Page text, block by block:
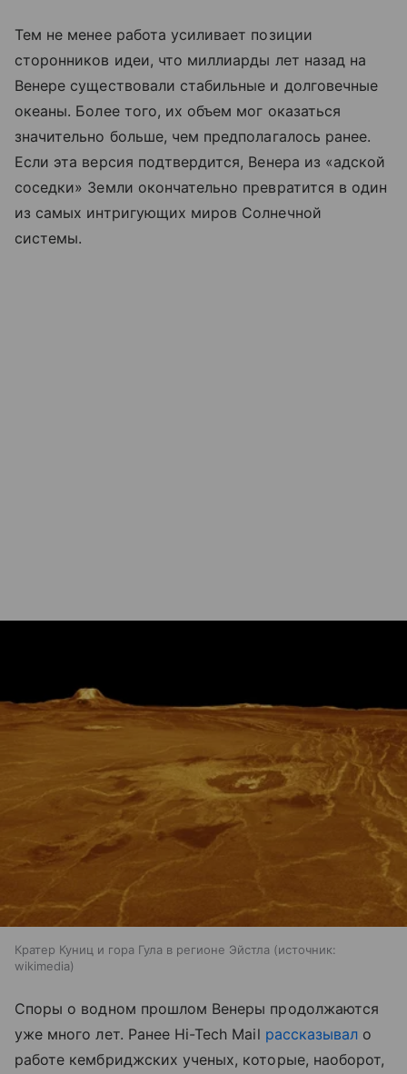
Тем не менее работа усиливает позиции
сторонников идеи, что миллиарды лет назад на
Венере существовали стабильные и долговечные
океаны. Более того, их объем мог оказаться
значительно больше, чем предполагалось ранее.
Если эта версия подтвердится, Венера из «адской
соседки» Земли окончательно превратится в один
из самых интригующих миров Солнечной
системы.
Кратер Куниц и гора Гула в регионе Эйстла
источник:
wikimedia
Споры о водном прошлом Венеры продолжаются
уже много лет. Ранее Hi-Tech Mail рассказывал о
работе кембриджских ученых, которые, наоборот,